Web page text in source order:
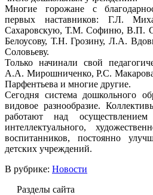
Многие горожане с
первых наставников: Г.Л.
Сахаровскую, Т.М. Софиню, В.П.
Белоусову, Т.Н. Грозину, Л.А.
Соловьеву.
Только начинали свой
А.А. Мирошниченко, Р.С.
Парфентьева и многие другие.
Сегодня система дошкольного
видовое разнообразие.
работают над
интеллектуального,
воспитанников, постоянно
детских учреждений.
В рубрике: Новости
Разделы сайта